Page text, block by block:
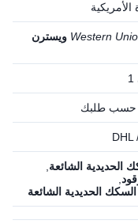
الأمريكية
Western ويسترن
DHL
الحديدية الشائعة